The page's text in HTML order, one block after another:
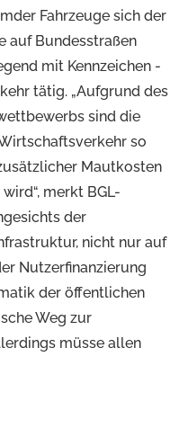
Fahrzeuge sich der
auf Bundesstraßen
mit Kennzeichen -
tätig. „Aufgrund des
sind die
so
Mautkosten
merkt BGL-
der
nicht nur auf
Nutzerfinanzierung
der öffentlichen
Weg zur
müsse allen